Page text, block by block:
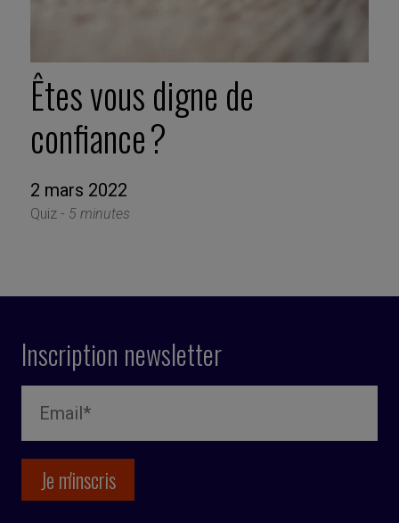
Êtes vous digne de
confiance ?
2 mars 2022
Quiz - 5 minutes
Inscription newsletter